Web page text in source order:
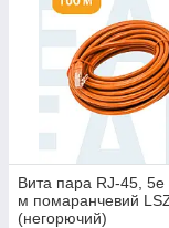
Вита пара RJ-45, 5е
м помаранчевий
(негорючий)